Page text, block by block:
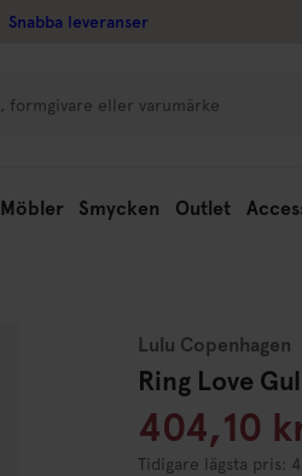
Snabba leveranser
Möbler Smycken Outlet
Lulu Copenhagen
Ring Love
404,10
Tidigare lägsta pris: